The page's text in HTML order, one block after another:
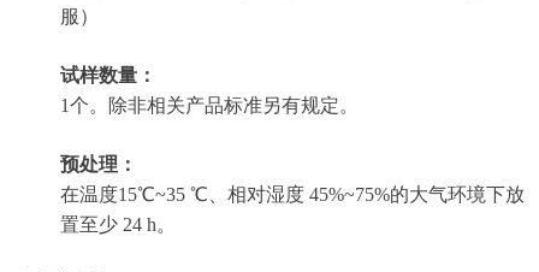
服）
试样数量：
1个。除非相关产品标准另有规定。
预处理 ：
在温度15℃~35 ℃、相对湿度 45%~75%的大气环境下放
置至少 24 h。